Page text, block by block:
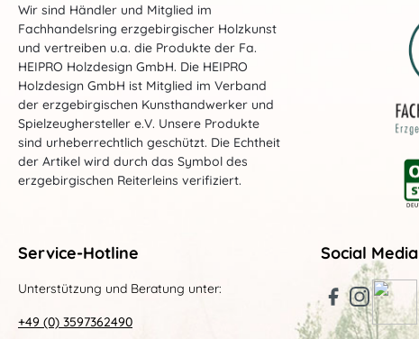
Wir sind Händler und Mitglied im
Fachhandelsring erzgebirgischer Holzkunst
und vertreiben u.a. die Produkte der Fa.
HEIPRO Holzdesign GmbH. Die HEIPRO
Holzdesign GmbH ist Mitglied im Verband
der erzgebirgischen Kunsthandwerker und
Spielzeughersteller e.V. Unsere Produkte
sind urheberrechtlich geschützt. Die Echtheit
der Artikel wird durch das Symbol des
erzgebirgischen Reiterleins verifiziert.
Service-Hotline
Unterstützung und Beratung unter:
+49 (0) 3597362490
Social Media